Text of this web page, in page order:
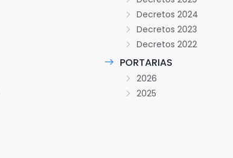
Decretos 2024
Decretos 2023
Decretos 2022
PORTARIAS
2026
2025